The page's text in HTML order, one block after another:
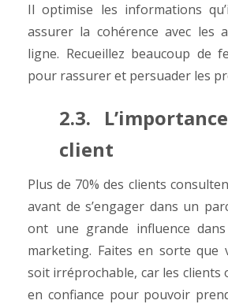
Il optimise les informations
assurer la cohérence avec les
ligne. Recueillez beaucoup de
pour rassurer et persuader les
2.3.
client
Plus de 70% des clients
avant de s’engager dans un
ont une grande influence
marketing. Faites en sorte que
soit irréprochable, car les clients
en confiance pour pouvoir